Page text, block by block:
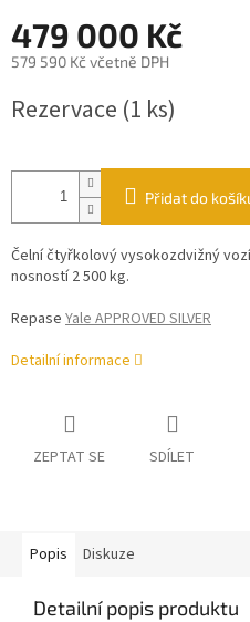
479 000 Kč
579 590 Kč včetně DPH
cena:
Rezervace (1 ks)
Přidat do
Čelní čtyřkolový vysokozdvižný
nosností 2 500 kg.
Repase Yale APPROVED SILVER
Detailní informace
ZEPTAT SE SDÍLET
Popis Diskuze
Detailní popis produktu